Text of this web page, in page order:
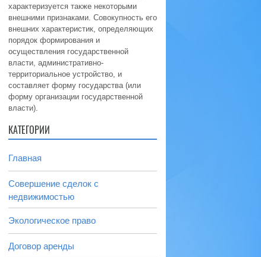
характеризуется также некоторыми
внешними признаками. Совокупность его
внешних характеристик, определяющих
порядок формирования и
осуществления государственной
власти, административно-
территориальное устройство, и
составляет форму государства (или
форму организации государственной
власти).
КАТЕГОРИИ
Главная
Совершение сделок с
недвижимостью
Экологическое право
Договор аренды